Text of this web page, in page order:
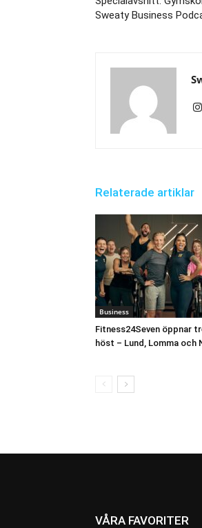
Sweaty Business
Relaterade artiklar
Business
Fitness24Seven öppnar
höst – Lund, Lomma och
VÅRA FAVORITER